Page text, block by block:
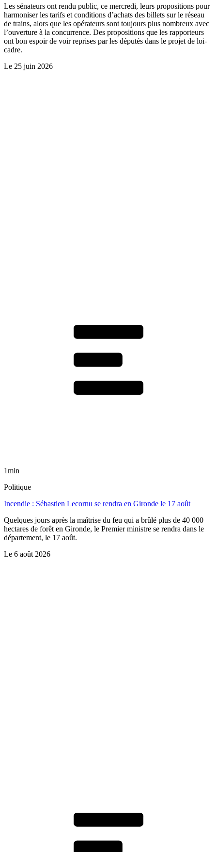
Les sénateurs ont rendu public, ce mercredi, leurs propositions pour
harmoniser les tarifs et conditions d’achats des billets sur le réseau
de trains, alors que les opérateurs sont toujours plus nombreux avec
l’ouverture à la concurrence. Des propositions que les rapporteurs
ont bon espoir de voir reprises par les députés dans le projet de loi-
cadre.
Le 25 juin 2026
1min
Politique
Incendie : Sébastien Lecornu se rendra en Gironde le 17 août
Quelques jours après la maîtrise du feu qui a brûlé plus de 40 000
hectares de forêt en Gironde, le Premier ministre se rendra dans le
département, le 17 août.
Le 6 août 2026